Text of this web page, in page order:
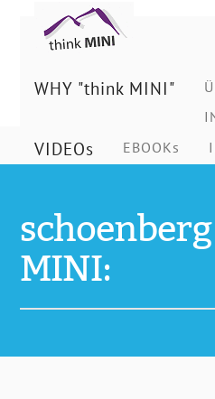
Ing.
WHY "think MINI"
VIDEOs EBOOKs
MINI: